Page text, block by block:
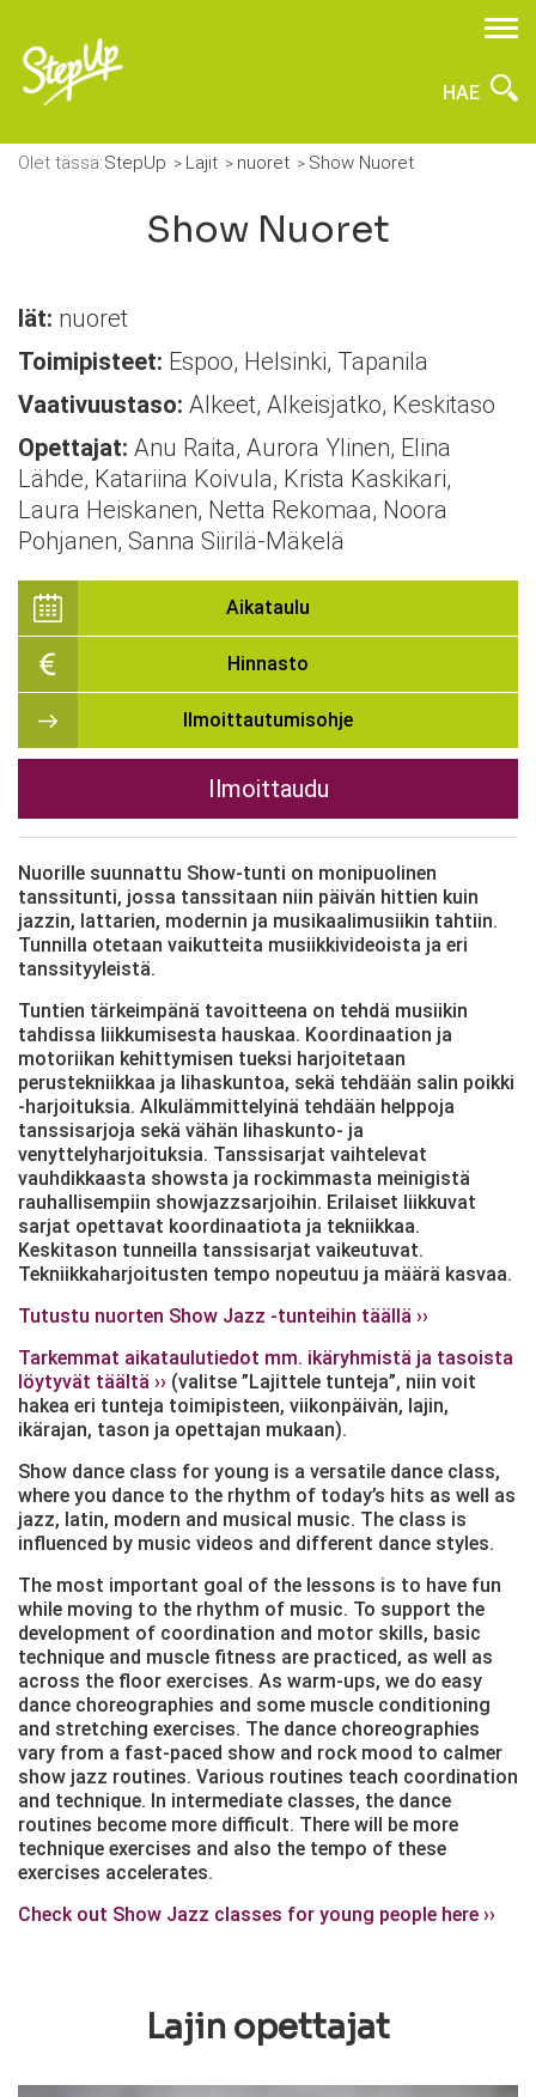
HAE
Olet tässä:StepUp Lajit nuoret Show Nuoret
Show Nuoret
Iät: nuoret
Toimipisteet: Espoo, Helsinki, Tapanila
Vaativuustaso: Alkeet, Alkeisjatko, Keskitaso
Opettajat: Anu Raita, Aurora Ylinen, Elina
Lähde, Katariina Koivula, Krista Kaskikari,
Laura Heiskanen, Netta Rekomaa, Noora
Pohjanen, Sanna Siirilä-Mäkelä
Aikataulu
Hinnasto
Ilmoittautumisohje
Ilmoittaudu
Nuorille suunnattu Show-tunti on monipuolinen
tanssitunti, jossa tanssitaan niin päivän hittien kuin
jazzin, lattarien, modernin ja musikaalimusiikin tahtiin.
Tunnilla otetaan vaikutteita musiikkivideoista ja eri
tanssityyleistä.
Tuntien tärkeimpänä tavoitteena on tehdä musiikin
tahdissa liikkumisesta hauskaa. Koordinaation ja
motoriikan kehittymisen tueksi harjoitetaan
perustekniikkaa ja lihaskuntoa, sekä tehdään salin poikki
-harjoituksia. Alkulämmittelyinä tehdään helppoja
tanssisarjoja sekä vähän lihaskunto- ja
venyttelyharjoituksia. Tanssisarjat vaihtelevat
vauhdikkaasta showsta ja rockimmasta meinigistä
rauhallisempiin showjazzsarjoihin. Erilaiset liikkuvat
sarjat opettavat koordinaatiota ja tekniikkaa.
Keskitason tunneilla tanssisarjat vaikeutuvat.
Tekniikkaharjoitusten tempo nopeutuu ja määrä kasvaa.
Tutustu nuorten Show Jazz -tunteihin täällä ››
Tarkemmat aikataulutiedot mm. ikäryhmistä ja tasoista
löytyvät täältä ›› (valitse ”Lajittele tunteja”, niin voit
hakea eri tunteja toimipisteen, viikonpäivän, lajin,
ikärajan, tason ja opettajan mukaan).
Show dance class for young is a versatile dance class,
where you dance to the rhythm of today’s hits as well as
jazz, latin, modern and musical music. The class is
influenced by music videos and different dance styles.
The most important goal of the lessons is to have fun
while moving to the rhythm of music. To support the
development of coordination and motor skills, basic
technique and muscle fitness are practiced, as well as
across the floor exercises. As warm-ups, we do easy
dance choreographies and some muscle conditioning
and stretching exercises. The dance choreographies
vary from a fast-paced show and rock mood to calmer
show jazz routines. Various routines teach coordination
and technique. In intermediate classes, the dance
routines become more difficult. There will be more
technique exercises and also the tempo of these
exercises accelerates.
Check out Show Jazz classes for young people here ››
Lajin opettajat